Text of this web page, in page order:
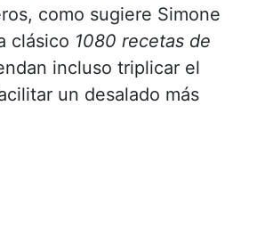
como sugiere Simone
clásico 1080 recetas de
incluso triplicar el
un desalado más